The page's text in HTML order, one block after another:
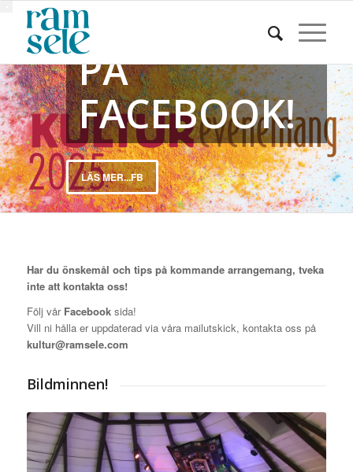
PROGRAM
PÅ
FACEBOOK!
LÄS MER...FB
Har du önskemål och tips på kommande arrangemang, tveka
inte att kontakta oss!
Följ vår Facebooksida!
Vill ni hålla er uppdaterad via våra mailutskick, kontakta oss på
kultur@ramsele.com
Bildminnen!